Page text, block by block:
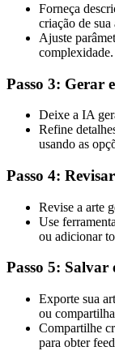
Forneça
criação de sua
Ajuste
complexidade.
Passo 3: Gerar
Deixe a IA
Refine
usando as
Passo 4:
Revise a arte
Use
ou adicionar
Passo 5:
Exporte sua
ou
Compartilhe
para obter